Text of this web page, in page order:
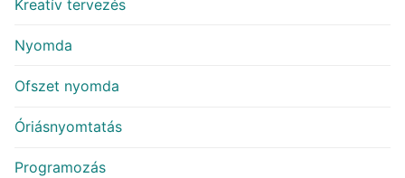
Kreatív tervezés
Nyomda
Ofszet nyomda
Óriásnyomtatás
Programozás